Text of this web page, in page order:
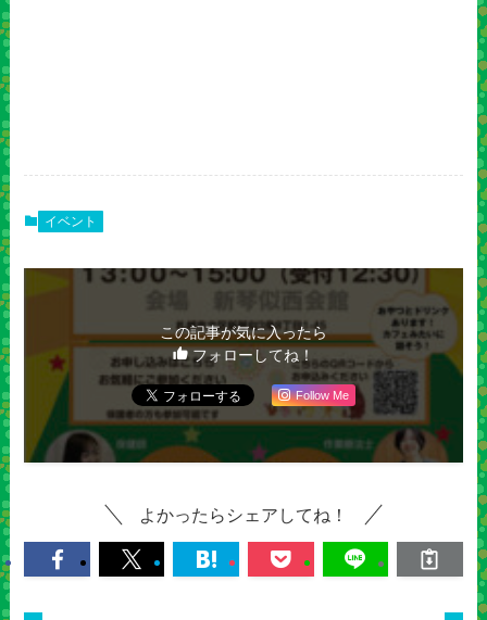
イベント
この記事が気に入ったら
フォローしてね！
Follow Me
よかったらシェアしてね！